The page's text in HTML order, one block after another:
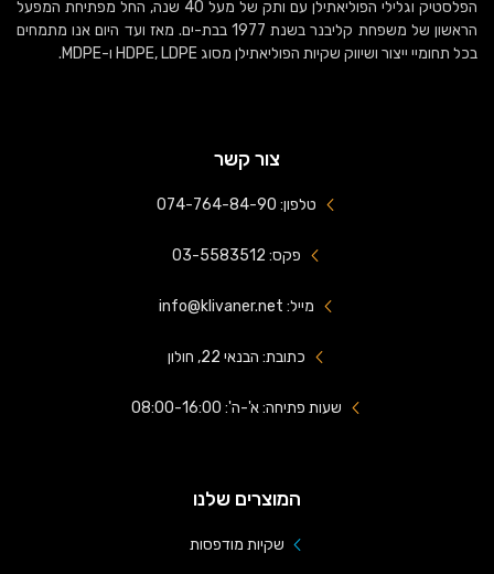
הפלסטיק וגלילי הפוליאתילן עם ותק של מעל 40 שנה, החל מפתיחת המפעל
הראשון של משפחת קליבנר בשנת 1977 בבת-ים. מאז ועד היום אנו מתמחים
בכל תחומיי ייצור ושיווק שקיות הפוליאתילן מסוג HDPE, LDPE ו-MDPE.
צור קשר
טלפון: 074-764-84-90
פקס: 03-5583512
מייל: info@klivaner.net
כתובת: הבנאי 22, חולון
שעות פתיחה: א'-ה': 08:00-16:00
המוצרים שלנו
שקיות מודפסות